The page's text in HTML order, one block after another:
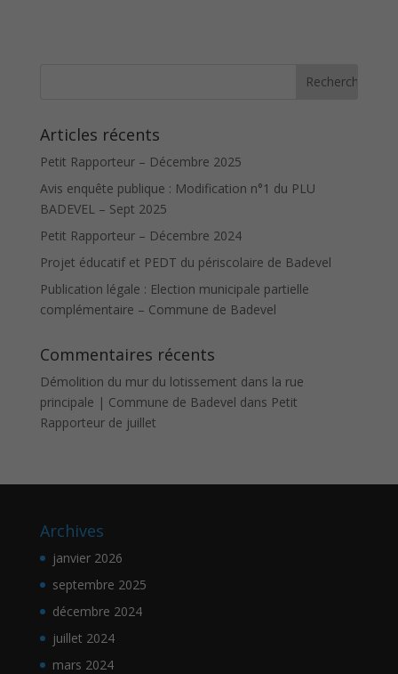
Articles récents
Petit Rapporteur – Décembre 2025
Avis enquête publique : Modification n°1 du PLU
BADEVEL – Sept 2025
Petit Rapporteur – Décembre 2024
Projet éducatif et PEDT du périscolaire de Badevel
Publication légale : Election municipale partielle
complémentaire – Commune de Badevel
Commentaires récents
Démolition du mur du lotissement dans la rue
principale | Commune de Badevel dans Petit
Rapporteur de juillet
Archives
janvier 2026
septembre 2025
décembre 2024
juillet 2024
mars 2024